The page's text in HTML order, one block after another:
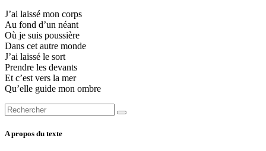
J’ai laissé mon corps
Au fond d’un néant
Où je suis poussière
Dans cet autre monde
J’ai laissé le sort
Prendre les devants
Et c’est vers la mer
Qu’elle guide mon ombre
A propos du texte